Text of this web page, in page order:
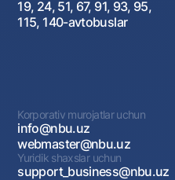
19, 24, 51, 67, 91, 93, 95,
115, 140-avtobuslar
Korporativ murojatlar uchun
info@nbu.uz
webmaster@nbu.uz
Yuridik shaxslar uchun
support_business@nbu.uz